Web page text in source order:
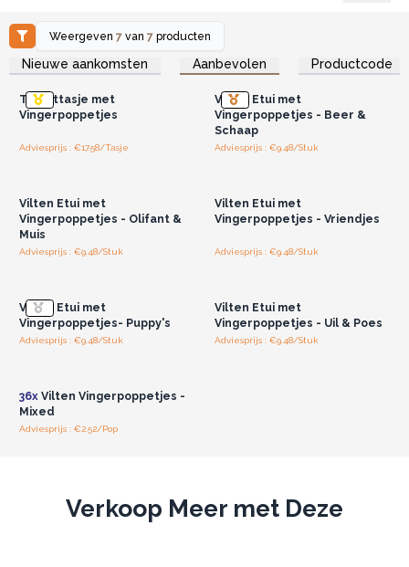
Overige zakjes: 16 cm x 11,5 cm
Weergeven7 van7 producten
Nieuwe aankomsten Aanbevolen Productcode
Log in of registreer u voor
groothandelsprijzen.
Tablettasje met
Vingerpoppetjes
Adviesprijs : €17.58/Tasje
Log in of registreer u voor
groothandelsprijzen.
Vilten Etui met
Vingerpoppetjes - Beer &
Schaap
Adviesprijs : €9.48/Stuk
Vilten Etui met
Vingerpoppetjes - Olifant &
Muis
Adviesprijs : €9.48/Stuk
Vilten Etui met
Vingerpoppetjes - Vriendjes
Adviesprijs : €9.48/Stuk
Vilten Etui met
Vingerpoppetjes- Puppy's
Adviesprijs : €9.48/Stuk
Vilten Etui met
Vingerpoppetjes - Uil & Poes
Adviesprijs : €9.48/Stuk
36xVilten Vingerpoppetjes -
Mixed
Adviesprijs : €2.52/Pop
Verkoop Meer met Deze